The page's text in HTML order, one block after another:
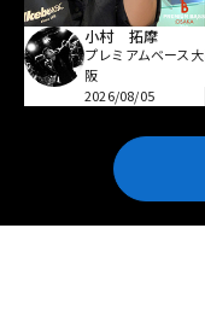
小村 拓摩
プレミアムベース大
阪
2026/08/05